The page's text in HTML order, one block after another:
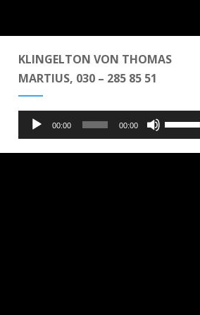
KLINGELTON VON THOMAS
MARTIUS, 030 – 285 85 51
Audio-
Player
00:00 00:00
Hoch/
um